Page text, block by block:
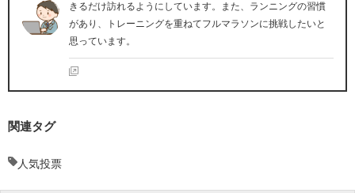
きるだけ訪れるようにしています。また、ランニングの習慣
があり、トレーニングを重ねてフルマラソンに挑戦したいと
思っています。
関連タグ
人気投票